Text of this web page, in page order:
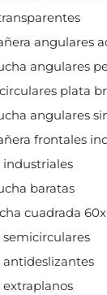
angulares
angulares
plata
angulares
frontales
industriales
baratas
cuadrada